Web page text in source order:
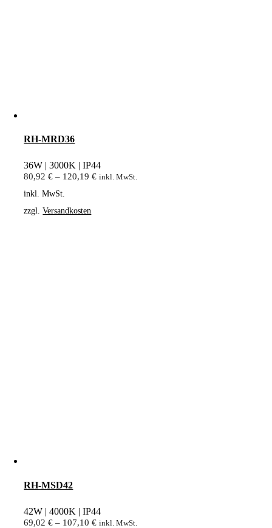
RH-MRD36
36W | 3000K | IP44
80,92€ – 120,19€ inkl. MwSt.
inkl. MwSt.
zzgl.Versandkosten
RH-MSD42
42W | 4000K | IP44
69,02€ – 107,10€ inkl. MwSt.